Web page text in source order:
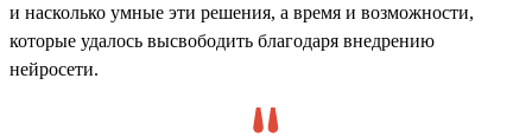
и насколько умные эти решения, а время и возможности,
которые удалось высвободить благодаря внедрению
нейросети.